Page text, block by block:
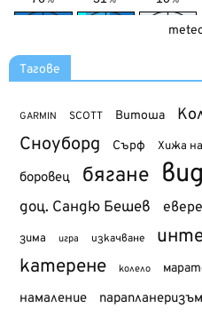
Тагове
GARMIN SCOTT Витоша
Сноуборд Сърф Хижа
боровец бягане
доц. Сандю Бешев
зима игра изкачване
катерене колело
намаление парапланеризъм